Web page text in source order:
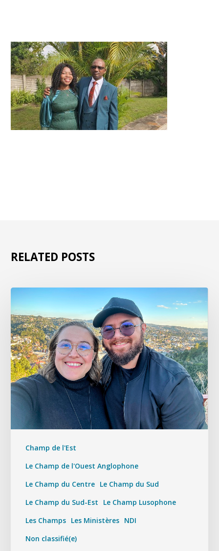
RELATED POSTS
Champ de l'Est
Le Champ de l'Ouest Anglophone
Le Champ du Centre Le Champ du Sud
Le Champ du Sud-Est
Le Champ Lusophone
Les Champs Les Ministères NDI
Non classifié(e)